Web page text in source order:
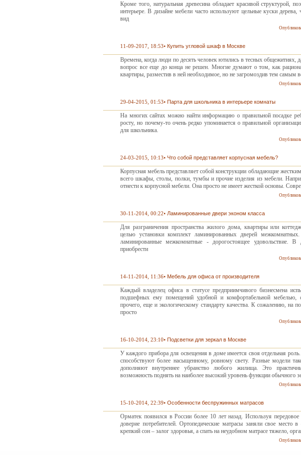
Кроме того, натуральная древесина обладает красивой структурой,
интерьере. В дизайне мебели часто используют цельные куски
вид
11-09-2017, 18:53• Купить угловой шкаф в Москве
Времена, когда люди по десять человек ютились в тесных общежитиях,
вопрос все еще до конца не решен. Многие думают о том, как
квартиры, разместив в ней необходимое, но не загромоздив тем самым
29-04-2015, 01:53• Парта для школьника в интерьере комнаты
На многих сайтах можно найти информацию о правильной посадке
росту, но почему-то очень редко упоминается о правильной
для школьника.
24-03-2015, 10:13• Что собой представляет корпусная мебель?
Корпусная мебель представляет собой конструкции обладающие
всего шкафы, столы, полки, тумбы и прочие изделия из мебели.
отнести к корпусной мебели. Она просто не имеет жесткой основы.
30-11-2014, 00:22• Ламинированные двери эконом класса
Для разграничения пространства жилого дома, квартиры или
целью установки комплект ламинированных дверей
ламинированные межкомнатные - дорогостоящее удовольствие.
приобрести
14-11-2014, 11:36• Мебель для офиса от производителя
Каждый владелец офиса в статусе предприимчивого бизнесмена
подшефных ему помещений удобной и комфортабельной мебелью,
прочего, еще и экологическому стандарту качества. К сожалению, на
просто
16-10-2014, 23:10• Подсветки для зеркал в Москве
У каждого прибора для освещения в доме имеется своя отдельная
способствуют более насыщенному, ровному свету. Разные модели
дополняют внутреннее убранство любого жилища. Это
возможность поднять на наиболее высокий уровень функции обычного
15-10-2014, 22:39• Особенности беспружинных матрасов
Орматек появился в России более 10 лет назад. Используя передовое
доверие потребителей. Ортопедические матрасы заняли свое место
крепкий сон – залог здоровья, а спать на неудобном матрасе тяжело,